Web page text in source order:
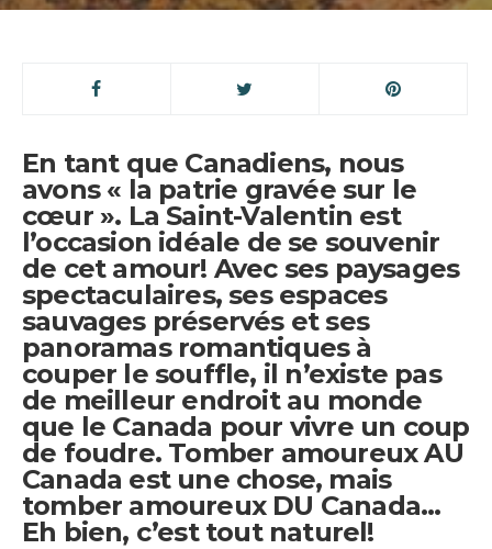
En tant que Canadiens, nous
avons « la patrie gravée sur le
cœur ». La Saint-Valentin est
l’occasion idéale de se souvenir
de cet amour! Avec ses paysages
spectaculaires, ses espaces
sauvages préservés et ses
panoramas romantiques à
couper le souffle, il n’existe pas
de meilleur endroit au monde
que le Canada pour vivre un coup
de foudre. Tomber amoureux AU
Canada est une chose, mais
tomber amoureux DU Canada…
Eh bien, c’est tout naturel!